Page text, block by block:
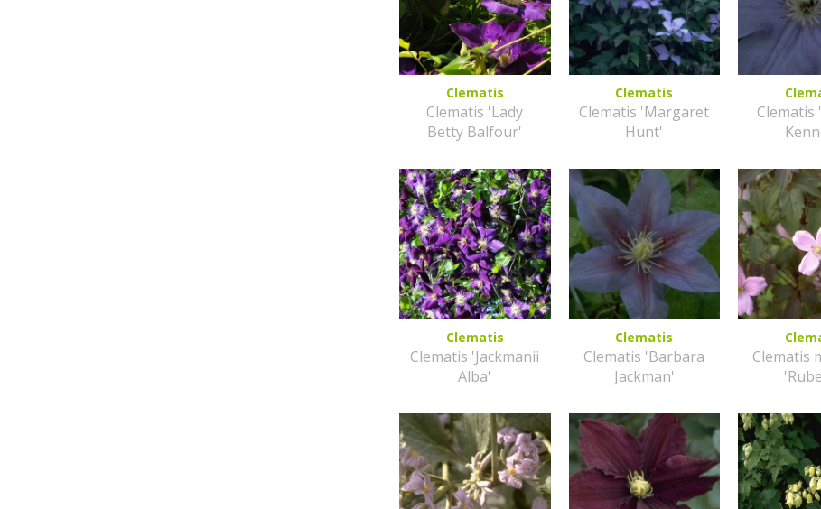
Clematis
Clematis 'Lady
Betty Balfour'
Clematis
Clematis 'Margaret
Hunt'
Clematis
Clematis
Clematis 'Jackmanii
Alba'
Clematis
Clematis 'Barbara
Jackman'
Clematis